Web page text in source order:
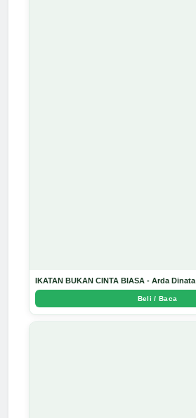
IKATAN BUKAN CINTA BIASA - Arda Dinata
Beli / Baca